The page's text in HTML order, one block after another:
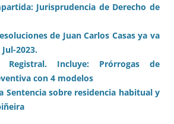
Jurisprudencia de Derecho de
de Juan Carlos Casas ya va
2023.
Registral. Incluye: Prórrogas de
con 4 modelos
Sentencia sobre residencia habitual y